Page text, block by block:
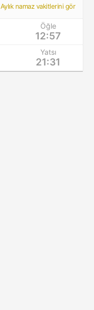
Aylık namaz vakitlerini gör
Öğle
12:57
Yatsı
21:31